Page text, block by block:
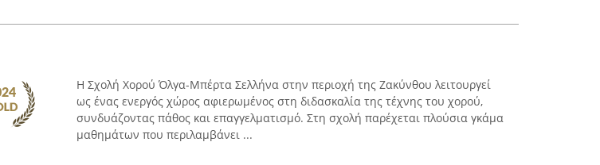
Η Σχολή Χορού Όλγα-Μπέρτα Σελλήνα στην περιοχή της Ζακύνθου λειτουργεί
ως ένας ενεργός χώρος αφιερωμένος στη διδασκαλία της τέχνης του χορού,
συνδυάζοντας πάθος και επαγγελματισμό. Στη σχολή παρέχεται πλούσια γκάμα
μαθημάτων που περιλαμβάνει ...